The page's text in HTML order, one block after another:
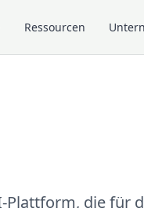
Ressourcen
Plattform, die für